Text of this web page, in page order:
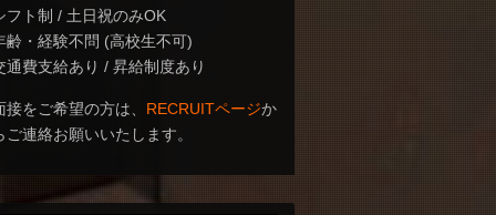
フト制 / 土日祝のみOK
齢・経験不問 (高校生不可)
通費支給あり / 昇給制度あり
接をご希望の方は、 RECRUITページか
ご連絡お願いいたします。